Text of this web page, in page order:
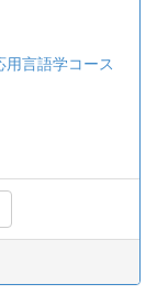
言語学コース